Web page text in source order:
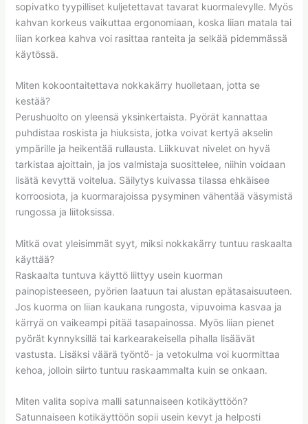
sopivatko tyypilliset kuljetettavat tavarat kuormalevylle. Myös
kahvan korkeus vaikuttaa ergonomiaan, koska liian matala tai
liian korkea kahva voi rasittaa ranteita ja selkää pidemmässä
käytössä.
Miten kokoontaitettava nokkakärry huolletaan, jotta se
kestää?
Perushuolto on yleensä yksinkertaista. Pyörät kannattaa
puhdistaa roskista ja hiuksista, jotka voivat kertyä akselin
ympärille ja heikentää rullausta. Liikkuvat nivelet on hyvä
tarkistaa ajoittain, ja jos valmistaja suosittelee, niihin voidaan
lisätä kevyttä voitelua. Säilytys kuivassa tilassa ehkäisee
korroosiota, ja kuormarajoissa pysyminen vähentää väsymistä
rungossa ja liitoksissa.
Mitkä ovat yleisimmät syyt, miksi nokkakärry tuntuu raskaalta
käyttää?
Raskaalta tuntuva käyttö liittyy usein kuorman
painopisteeseen, pyörien laatuun tai alustan epätasaisuuteen.
Jos kuorma on liian kaukana rungosta, vipuvoima kasvaa ja
kärryä on vaikeampi pitää tasapainossa. Myös liian pienet
pyörät kynnyksillä tai karkearakeisella pihalla lisäävät
vastusta. Lisäksi väärä työntö- ja vetokulma voi kuormittaa
kehoa, jolloin siirto tuntuu raskaammalta kuin se onkaan.
Miten valita sopiva malli satunnaiseen kotikäyttöön?
Satunnaiseen kotikäyttöön sopii usein kevyt ja helposti